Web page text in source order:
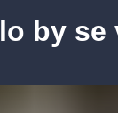
by se